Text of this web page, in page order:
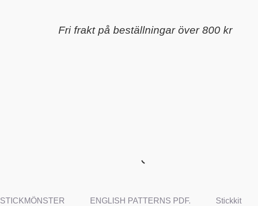
Fri frakt på beställningar över 800 kr
STICKMÖNSTER ENGLISH PATTERNS PDF. Stickkit